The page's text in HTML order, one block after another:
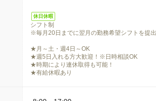
休日休暇
シフト制
※毎月20日までに翌月の勤務希望シフトを提出
★月～土・週4日～OK
★週5日入れる方大歓迎！※日時相談OK
★時期により連休取得も可能！
★有給休暇あり